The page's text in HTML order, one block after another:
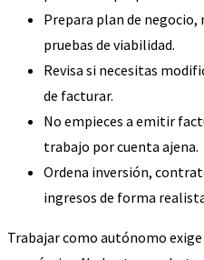
Prepara plan de
pruebas de viabilidad.
Revisa si necesitas
de facturar.
No empieces a emitir
trabajo por cuenta ajena.
Ordena inversión,
ingresos de forma
Trabajar como autónomo